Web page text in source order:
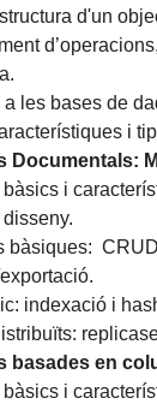
d'un
a les bases de
i
Documentals:
i
bàsiques:
indexació i
basades en
i